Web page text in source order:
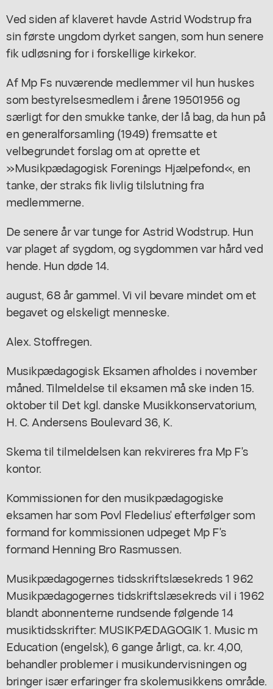
Ved siden af klaveret havde Astrid Wodstrup fra
sin første ungdom dyrket sangen, som hun senere
fik udløsning for i forskellige kirkekor.
Af Mp Fs nuværende medlemmer vil hun huskes
som bestyrelsesmedlem i årene 19501956 og
særligt for den smukke tanke, der lå bag, da hun på
en generalforsamling (1949) fremsatte et
velbegrundet forslag om at oprette et
»Musikpædagogisk Forenings Hjælpefond«, en
tanke, der straks fik livlig tilslutning fra
medlemmerne.
De senere år var tunge for Astrid Wodstrup. Hun
var plaget af sygdom, og sygdommen var hård ved
hende. Hun døde 14.
august, 68 år gammel. Vi vil bevare mindet om et
begavet og elskeligt menneske.
Alex. Stoffregen.
Musikpædagogisk Eksamen afholdes i november
måned. Tilmeldelse til eksamen må ske inden 15.
oktober til Det kgl. danske Musikkonservatorium,
H. C. Andersens Boulevard 36, K.
Skema til tilmeldelsen kan rekvireres fra Mp F's
kontor.
Kommissionen for den musikpædagogiske
eksamen har som Povl Fledelius' efterfølger som
formand for kommissionen udpeget Mp F's
formand Henning Bro Rasmussen.
Musikpædagogernes tidsskriftslæsekreds 1 962
Musikpædagogernes tidskriftslæsekreds vil i 1962
blandt abonnenterne rundsende følgende 14
musiktidsskrifter: MUSIKPÆDAGOGIK 1. Music m
Education (engelsk), 6 gange årligt, ca. kr. 4,00,
behandler problemer i musikundervisningen og
bringer især erfaringer fra skolemusikkens område.